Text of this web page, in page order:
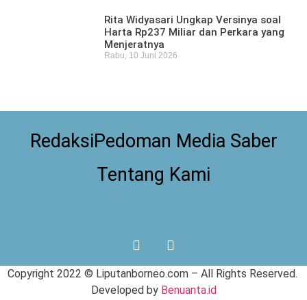
Rita Widyasari Ungkap Versinya soal
Harta Rp237 Miliar dan Perkara yang
Menjeratnya
Rabu, 10 Juni 2026
RedaksiPedoman Media Saber
Tentang Kami
Copyright 2022 © Liputanborneo.com– All Rights Reserved.
Developed by Benuanta.id